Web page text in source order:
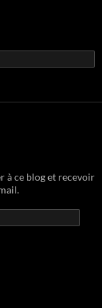
à ce blog et recevoir